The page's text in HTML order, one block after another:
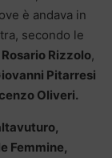
è andava in
secondo le
Rosario Rizzolo,
Pitarresi
Oliveri.
Femmine,